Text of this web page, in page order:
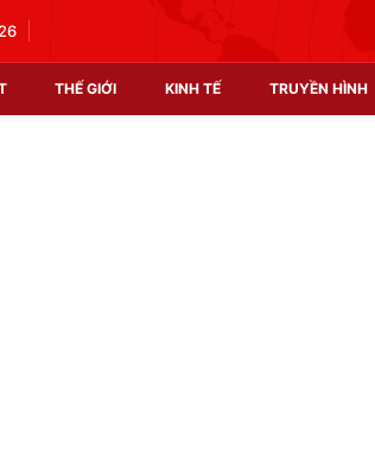
THẾ GIỚI KINH TẾ TRUYỀN HÌNH